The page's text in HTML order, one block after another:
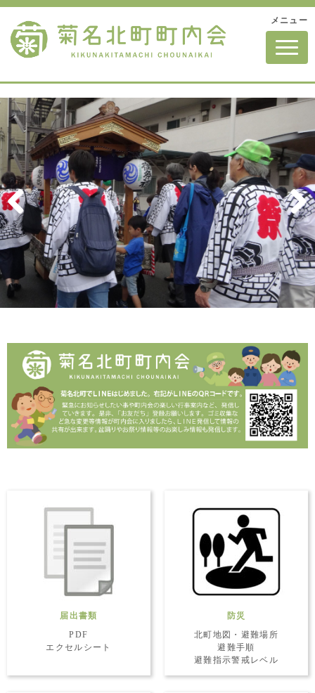
メニュー
N
a
v
a
o
n
Pre
vio
us
Nex
t
届出書類
PDF
エクセルシート
防災
北町地図・避難場所
避難手順
避難指示警戒レベル